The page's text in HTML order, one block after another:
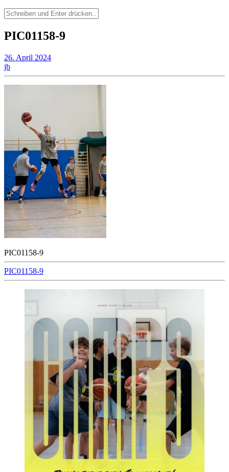
Suchen
nach:
PIC01158-9
26. April 2024
jb
PIC01158-9
Beitragsnavigation
PIC01158-9